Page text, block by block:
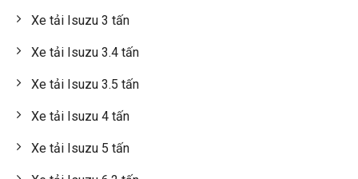
Xe tải Isuzu 3 tấn
Xe tải Isuzu 3.4 tấn
Xe tải Isuzu 3.5 tấn
Xe tải Isuzu 4 tấn
Xe tải Isuzu 5 tấn